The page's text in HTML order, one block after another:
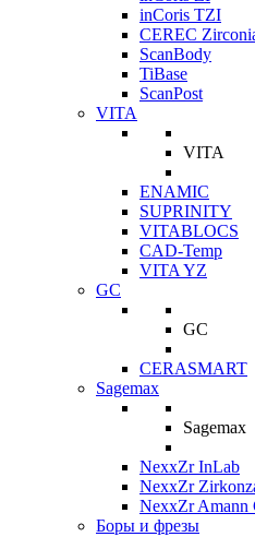
inCoris TZI
CEREC
ScanBody
TiBase
ScanPost
VITA
VITA
ENAMIC
SUPRINITY
VITABLOCS
CAD-Temp
VITA YZ
GC
GC
CERASMART
Sagemax
Sagemax
NexxZr InLab
NexxZr
NexxZr Amann
Боры и фрезы